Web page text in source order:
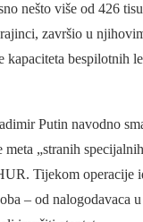
nešto više od 426
završio u
kapaciteta bespilotnih
Putin navodno
„stranih
Tijekom operacije
– od nalogodavaca